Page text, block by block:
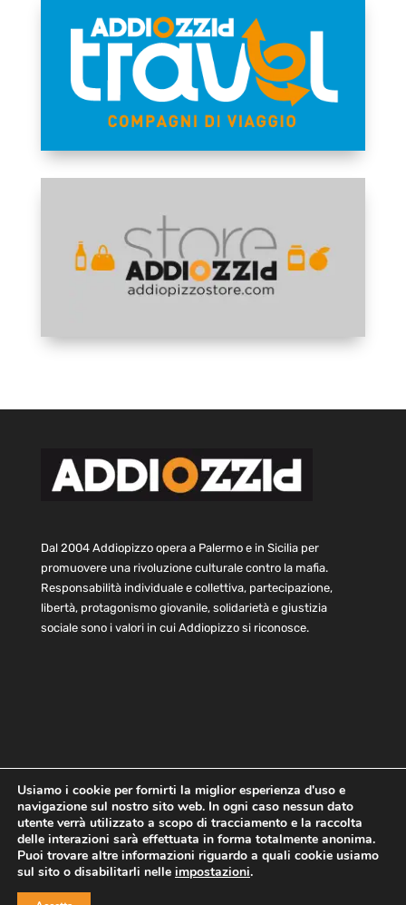
Dal 2004 Addiopizzo opera a Palermo e in Sicilia per
promuovere una rivoluzione culturale contro la mafia.
Responsabilità individuale e collettiva, partecipazione,
libertà, protagonismo giovanile, solidarietà e giustizia
sociale sono i valori in cui Addiopizzo si riconosce.
Home Statuto e bilancio
Contatti
Privacy
Cookie Child Protection Policy
Copyright © 2021 AddioPizzo | Tutti i diritti riservati | Sede
Usiamo i cookie per fornirti la miglior esperienza d'uso e
navigazione sul nostro sito web. In ogni caso nessun dato
utente verrà utilizzato a scopo di tracciamento e la raccolta
delle interazioni sarà effettuata in forma totalmente anonima.
Puoi trovare altre informazioni riguardo a quali cookie usiamo
sul sito o disabilitarli nelle impostazioni.